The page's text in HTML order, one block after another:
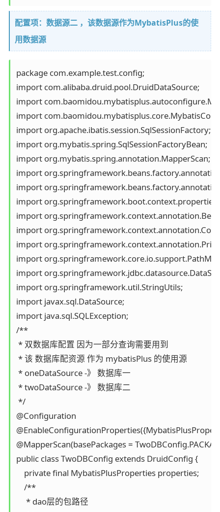
配置项：数据源二 ，该数据源作为MybatisPlus的使
用数据源
package com.example.test.config;
import com.alibaba.druid.pool.DruidDataSource;
import
import
import org.apache.ibatis.session.SqlSessionFactory;
import org.mybatis.spring.SqlSessionFactoryBean;
import org.mybatis.spring.annotation.MapperScan;
import
import
import
import
import
import
import
import
import org.springframework.util.StringUtils;
import javax.sql.DataSource;
import java.sql.SQLException;
/**
* 双数据库配置 因为一部分查询需要用到
* 该 数据库配资源 作为 mybatisPlus 的使用源
* oneDataSource -》 数据库一
* twoDataSource -》 数据库二
*/
@Configuration
@MapperScan(basePackages =
public class TwoDBConfig extends DruidConfig {
    private final MybatisPlusProperties properties;
    /**
     * dao层的包路径